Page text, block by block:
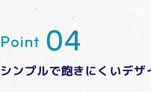
Point
シンプルで飽きにくいデザ